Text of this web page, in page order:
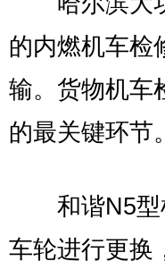
的内燃机车检
输。货物机车
的最关键环节。
和谐N5型
车轮进行更换